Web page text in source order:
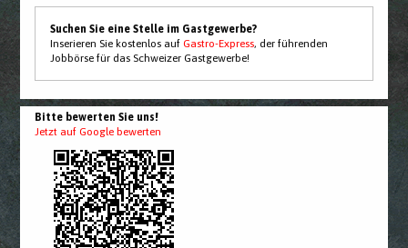
Suchen Sie eine Stelle im Gastgewerbe?
Inserieren Sie kostenlos aufGastro-Express, der führenden
Jobbörse für das Schweizer Gastgewerbe!
Bitte bewerten Sie uns!
Jetzt auf Google bewerten